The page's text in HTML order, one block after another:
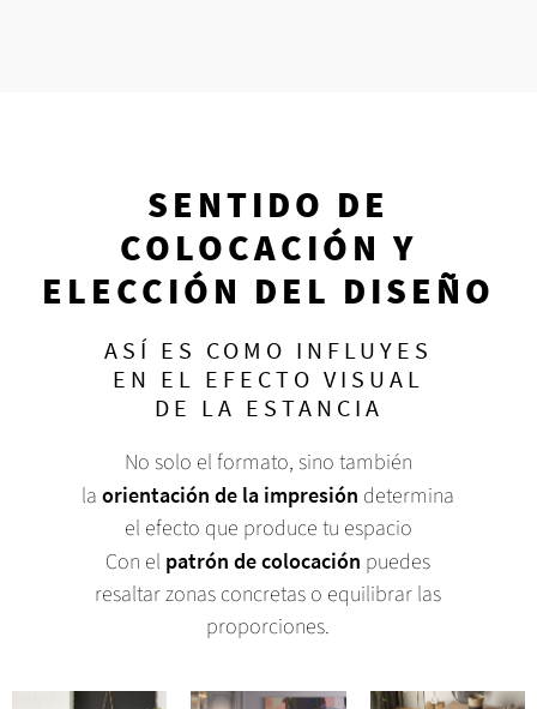
SENTIDO DE
COLOCACIÓN Y
ELECCIÓN DEL DISEÑO
ASÍ ES COMO INFLUYES
EN EL EFECTO VISUAL
DE LA ESTANCIA
No solo el formato, sino también
laorientación de la impresión determina
el efecto que produce tu espacio
Con el patrón de colocación puedes
resaltar zonas concretas o equilibrar las
proporciones.